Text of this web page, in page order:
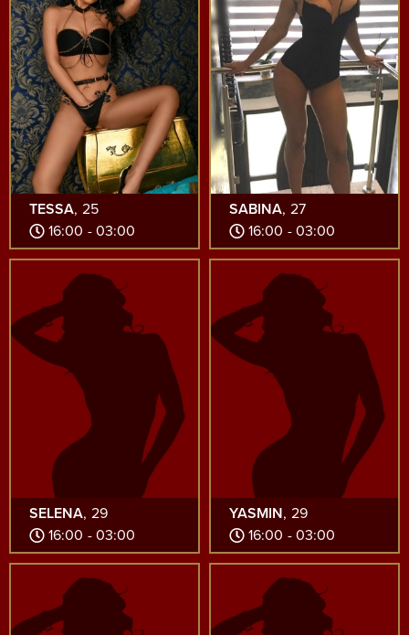
TESSA, 25
16:00 - 03:00
SABINA, 27
16:00 - 03:00
SELENA, 29
16:00 - 03:00
YASMIN, 29
16:00 - 03:00